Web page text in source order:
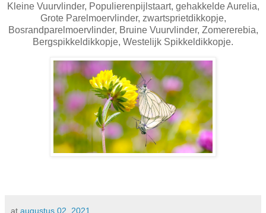
Kleine Vuurvlinder, Populierenpijlstaart, gehakkelde Aurelia,
Grote Parelmoervlinder, zwartsprietdikkopje,
Bosrandparelmoervlinder, Bruine Vuurvlinder, Zomererebia,
Bergspikkeldikkopje, Westelijk Spikkeldikkopje.
at augustus 02, 2021